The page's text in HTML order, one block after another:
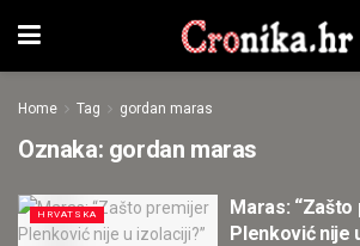
Home Tag gordan maras
Oznaka: gordan maras
HRVATSKA
Maras:
Plenković nije